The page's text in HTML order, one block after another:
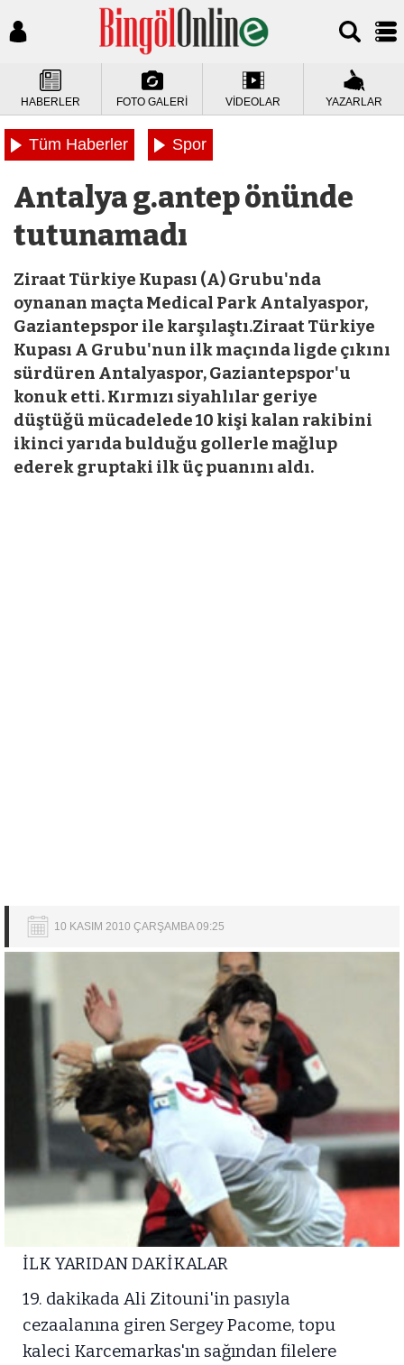
HABERLER FOTO GALERİ VİDEOLAR YAZARLAR
Tüm Haberler Spor
Antalya g.antep önünde
tutunamadı
Ziraat Türkiye Kupası (A) Grubu'nda
oynanan maçta Medical Park Antalyaspor,
Gaziantepspor ile karşılaştı.Ziraat Türkiye
Kupası A Grubu'nun ilk maçında ligde çıkını
sürdüren Antalyaspor, Gaziantepspor'u
konuk etti. Kırmızı siyahlılar geriye
düştüğü mücadelede 10 kişi kalan rakibini
ikinci yarıda bulduğu gollerle mağlup
ederek gruptaki ilk üç puanını aldı.
10 KASIM 2010 ÇARŞAMBA 09:25
İLK YARIDAN DAKİKALAR
19. dakikada Ali Zitouni'in pasıyla
cezaalanına giren Sergey Pacome, topu
kaleci Karcemarkas'ın sağından filelere